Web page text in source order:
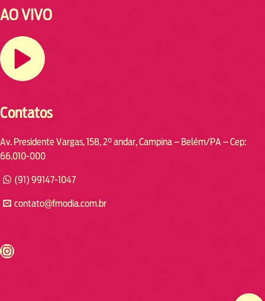
AO VIVO
Contatos
Av. Presidente Vargas, 158, 2° andar, Campina – Belém/PA – Cep:
66.010-000
(91) 99147-1047
contato@fmodia.com.br
https://www.instagram.com/fmodia.cabofrio/